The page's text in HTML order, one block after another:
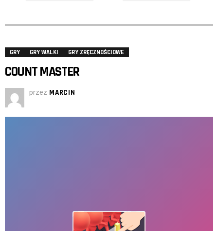
GRY GRY WALKI GRY ZRĘCZNOŚCIOWE
COUNT MASTER
przez MARCIN